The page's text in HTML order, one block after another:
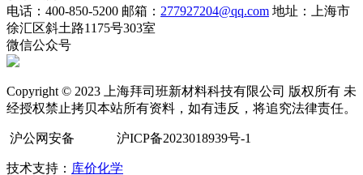
电话：400-850-5200 邮箱： 277927204@qq.com 地址：上海市
徐汇区斜土路1175号303室
微信公众号
Copyright © 2023 上海拜司班新材料科技有限公司 版权所有 未
经授权禁止拷贝本站所有资料，如有违反，将追究法律责任。
沪公网安备 沪ICP备2023018939号-1
技术支持： 库价化学